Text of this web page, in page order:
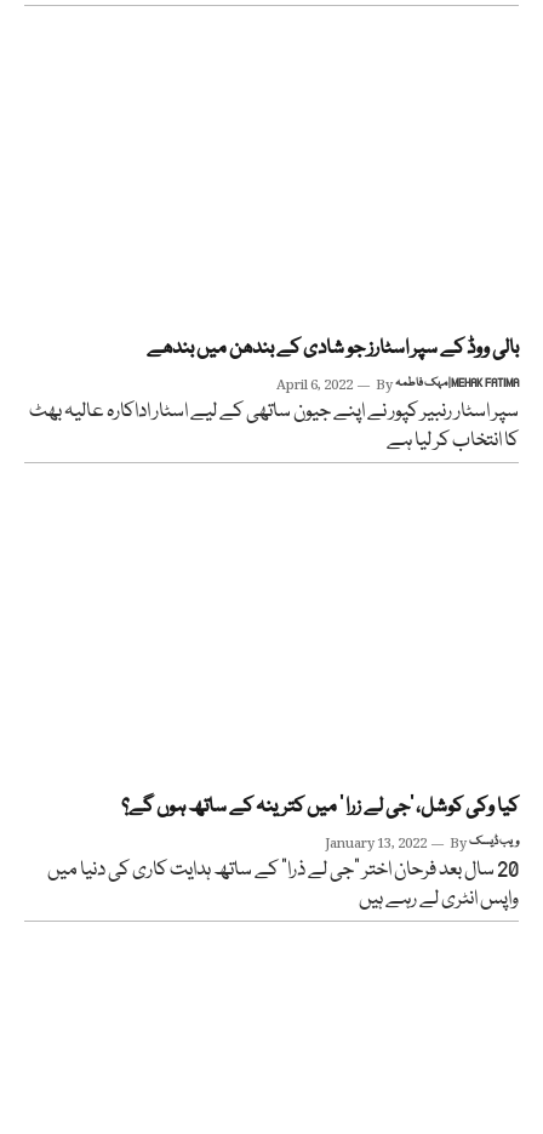
بالی ووڈ کے سپر اسٹارز جو شادی کے بندھن میں بندھے
April 6, 2022 By مہک فاطمہ | MEHAK FATIMA
سپر اسٹار رنبیر کپور نے اپنے جیون ساتھی کے لیے اسٹار اداکارہ عالیہ بھٹ
کا انتخاب کر لیا ہے
کیا وکی کوشل، ‘جی لے زرا ‘ میں کترینہ کے ساتھ ہوں گے؟
January 13, 2022 Byویب ڈیسک
20 سال بعد فرحان اختر “جی لے ذرا” کے ساتھ ہدایت کاری کی دنیا میں
واپس انٹری لے رہے ہیں